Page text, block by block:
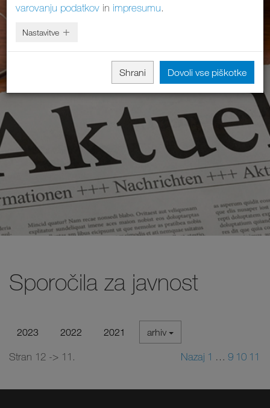
Sporočila za javnost
2023 2022 2021 arhiv
Stran 12 -> 11. Nazaj 1 … 9 10 11
varovanju podatkov in impresumu.
Nastavitve
Shrani Dovoli vse piškotke